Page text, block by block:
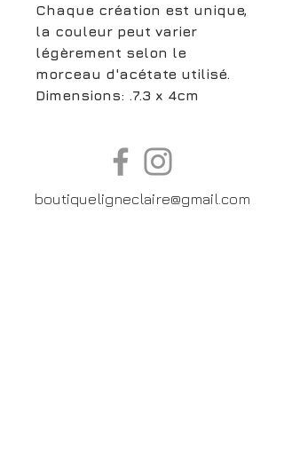
Chaque création est unique,
la couleur peut varier
légèrement selon le
morceau d'acétate utilisé.
Dimensions: .7.3 x 4cm
boutiqueligneclaire@gmail.com